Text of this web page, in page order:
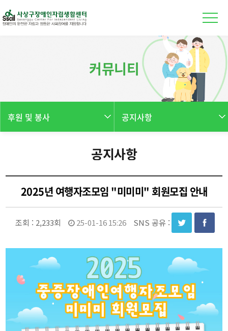
커뮤니티
후원 및 봉사 공지사항
공지사항
2025년 여행자조모임 "미미미" 회원모집 안내
조회 : 2,233회 25-01-16 15:26 SNS 공유 :